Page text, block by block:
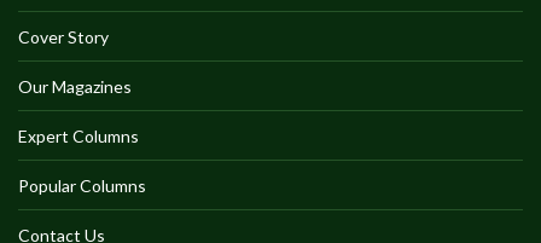
Cover Story
Our Magazines
Expert Columns
Popular Columns
Contact Us